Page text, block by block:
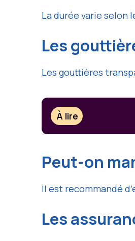
La durée varie selon
Les
Les gouttières
À lire
Peut-on
Il est recommandé
Les